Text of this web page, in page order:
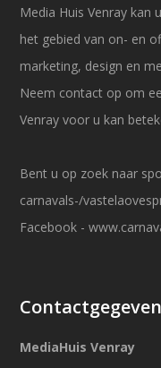
Media Huis Venray kan
het gebied van on- en
marketing, design en
Neem contact op om
Venray voor u kan
Bent u op zoek naar
carnavals-/
Facebook -
MediaHuis Venray